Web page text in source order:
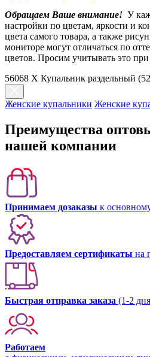
Обращаем Ваше внимание! У
настройки по цветам, яркости и
цвета самого товара, а также
мониторе могут отличаться по
цветов. Просим учитывать это
56068 Х Купальник раздельный
Женские купальники Женские
Преимущества
нашей компании
Принимаем дозаказы к
Предоставляем сертификаты на
Быстрая отправка заказа (1-2
Работаем